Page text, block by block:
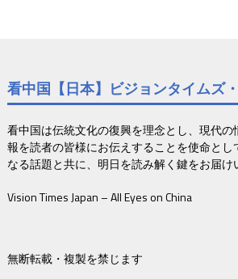
看中国【日本】ビジョンタイムズ
看中国は伝統文化の復興を理念とし、現代
報を読者の皆様にお伝えすることを使命とし
なる話題と共に、明日を読み解く鍵をお届け
Vision Times Japan – All Eyes on China
無断転載・複製を禁じます